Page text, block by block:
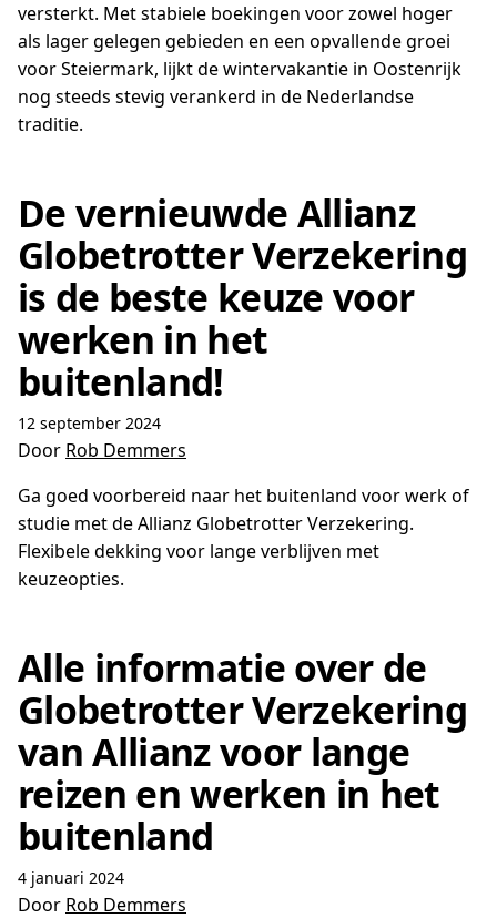
versterkt. Met stabiele boekingen voor zowel hoger
als lager gelegen gebieden en een opvallende groei
voor Steiermark, lijkt de wintervakantie in Oostenrijk
nog steeds stevig verankerd in de Nederlandse
traditie.
De vernieuwde Allianz
Globetrotter Verzekering
is de beste keuze voor
werken in het
buitenland!
12 september 2024
Door Rob Demmers
Ga goed voorbereid naar het buitenland voor werk of
studie met de Allianz Globetrotter Verzekering.
Flexibele dekking voor lange verblijven met
keuzeopties.
Alle informatie over de
Globetrotter Verzekering
van Allianz voor lange
reizen en werken in het
buitenland
4 januari 2024
Door Rob Demmers